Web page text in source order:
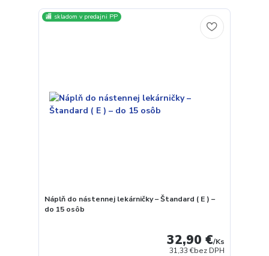
🏬 skladom v predajni PP
Náplň do nástennej lekárničky – Štandard ( E ) –
do 15 osôb
32,90 €/Ks
31,33 €bez DPH